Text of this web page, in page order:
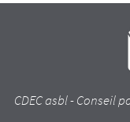
CDEC asbl - Conseil